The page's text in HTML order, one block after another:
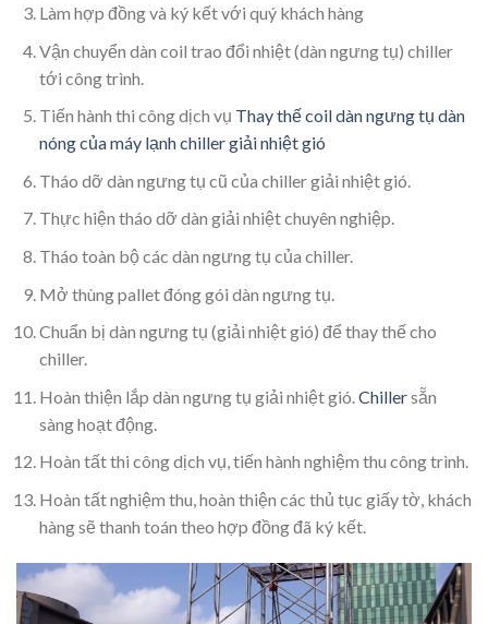
Làm hợp đồng và ký kết với quý khách hàng
Vận chuyển dàn coil trao đổi nhiệt (dàn ngưng tụ) chiller
tới công trình.
Tiến hành thi công dịch vụ Thay thế coil dàn ngưng tụ dàn
nóng của máy lạnh chiller giải nhiệt gió
Tháo dỡ dàn ngưng tụ cũ của chiller giải nhiệt gió.
Thực hiện tháo dỡ dàn giải nhiệt chuyên nghiệp.
Tháo toàn bộ các dàn ngưng tụ của chiller.
Mở thùng pallet đóng gói dàn ngưng tụ.
Chuẩn bị dàn ngưng tụ (giải nhiệt gió) để thay thế cho
chiller.
Hoàn thiện lắp dàn ngưng tụ giải nhiệt gió. Chillersẵn
sàng hoạt động.
Hoàn tất thi công dịch vụ, tiến hành nghiệm thu công trình.
Hoàn tất nghiệm thu, hoàn thiện các thủ tục giấy tờ, khách
hàng sẽ thanh toán theo hợp đồng đã ký kết.